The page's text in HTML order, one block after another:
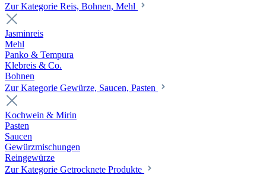
Zur Kategorie Reis, Bohnen, Mehl
Jasminreis
Mehl
Panko & Tempura
Klebreis & Co.
Bohnen
Zur Kategorie Gewürze, Saucen, Pasten
Kochwein & Mirin
Pasten
Saucen
Gewürzmischungen
Reingewürze
Zur Kategorie Getrocknete Produkte